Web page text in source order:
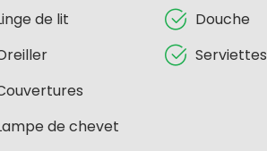
de lit
de chevet
Douche
Serviettes